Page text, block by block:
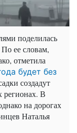
поделилась
ее словам,
отметила
будет без
создадут
регионах. В
на дорогах
Наталья